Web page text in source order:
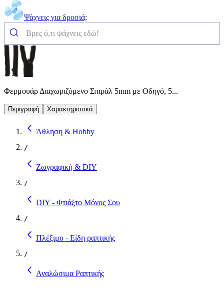
Ψάχνεις για δροσιά;
Φερμουάρ Διαχωριζόμενο Σπιράλ 5mm με Οδηγό, 5...
Περιγραφή Χαρακτηριστικά
Άθληση & Hobby
/
Ζωγραφική & DIY
/
DIY - Φτιάξτο Μόνος Σου
/
Πλέξιμο - Είδη ραπτικής
/
Αναλώσιμα Ραπτικής